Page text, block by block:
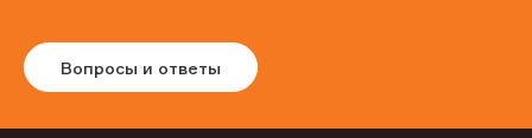
Вопросы и ответы